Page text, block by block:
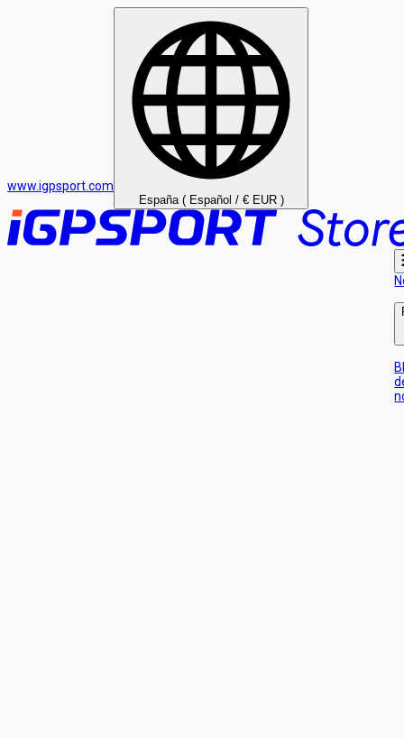
www.igpsport.com
España ( Español / € EUR )